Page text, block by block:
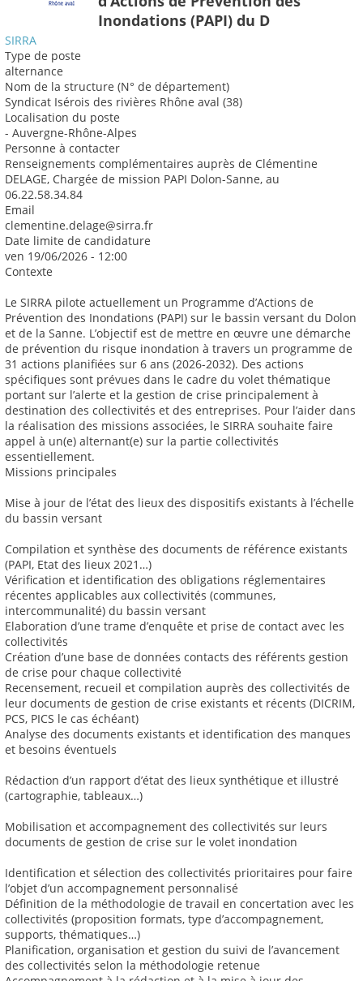
Inondations (PAPI) du D
SIRRA
Type de poste
alternance
Nom de la structure (N° de département)
Syndicat Isérois des rivières Rhône aval (38)
Localisation du poste
- Auvergne-Rhône-Alpes
Personne à contacter
Renseignements complémentaires auprès de Clémentine
DELAGE, Chargée de mission PAPI Dolon-Sanne, au
06.22.58.34.84
Email
clementine.delage@sirra.fr
Date limite de candidature
ven 19/06/2026 - 12:00
Contexte
Le SIRRA pilote actuellement un Programme d’Actions de
Prévention des Inondations (PAPI) sur le bassin versant du Dolon
et de la Sanne. L’objectif est de mettre en œuvre une démarche
de prévention du risque inondation à travers un programme de
31 actions planifiées sur 6 ans (2026-2032). Des actions
spécifiques sont prévues dans le cadre du volet thématique
portant sur l’alerte et la gestion de crise principalement à
destination des collectivités et des entreprises. Pour l’aider dans
la réalisation des missions associées, le SIRRA souhaite faire
appel à un(e) alternant(e) sur la partie collectivités
essentiellement.
Missions principales
Mise à jour de l’état des lieux des dispositifs existants à l’échelle
du bassin versant
Compilation et synthèse des documents de référence existants
(PAPI, Etat des lieux 2021…)
Vérification et identification des obligations réglementaires
récentes applicables aux collectivités (communes,
intercommunalité) du bassin versant
Elaboration d’une trame d’enquête et prise de contact avec les
collectivités
Création d’une base de données contacts des référents gestion
de crise pour chaque collectivité
Recensement, recueil et compilation auprès des collectivités de
leur documents de gestion de crise existants et récents (DICRIM,
PCS, PICS le cas échéant)
Analyse des documents existants et identification des manques
et besoins éventuels
Rédaction d’un rapport d’état des lieux synthétique et illustré
(cartographie, tableaux…)
Mobilisation et accompagnement des collectivités sur leurs
documents de gestion de crise sur le volet inondation
Identification et sélection des collectivités prioritaires pour faire
l’objet d’un accompagnement personnalisé
Définition de la méthodologie de travail en concertation avec les
collectivités (proposition formats, type d’accompagnement,
supports, thématiques…)
Planification, organisation et gestion du suivi de l’avancement
des collectivités selon la méthodologie retenue